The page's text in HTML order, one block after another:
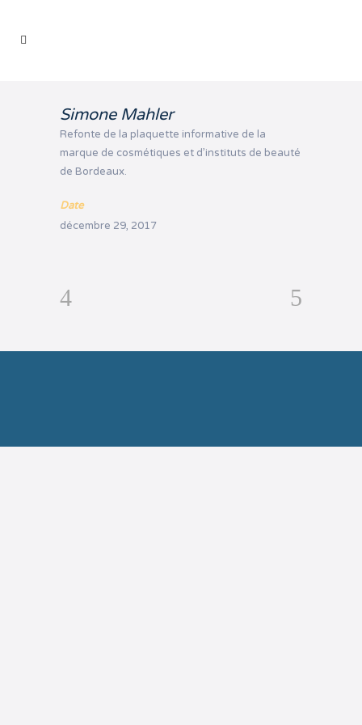
Simone Mahler
Refonte de la plaquette informative de la
marque de cosmétiques et d’instituts de beauté
de Bordeaux.
Date
décembre 29, 2017